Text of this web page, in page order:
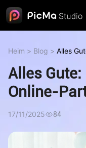
Heim > Blog > Alles
Alles
Online-
17/11/2025 84